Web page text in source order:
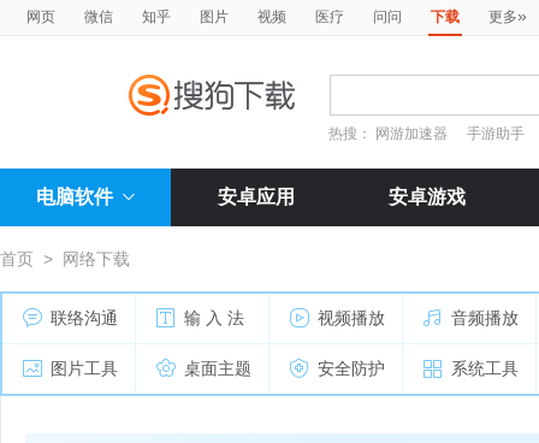
网页 微信 知乎 图片 视频 医疗 问问 下载 更多»
热搜： 网游加速器 手游助手
电脑软件 安卓应用 安卓游戏
首页 > 网络下载
联络沟通 输 入 法 视频播放 音频播放
图片工具 桌面主题 安全防护 系统工具